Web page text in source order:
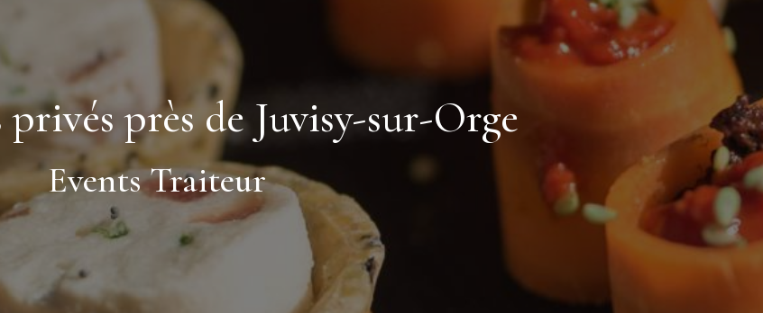
près de Juvisy-sur-Orge
Events Traiteur